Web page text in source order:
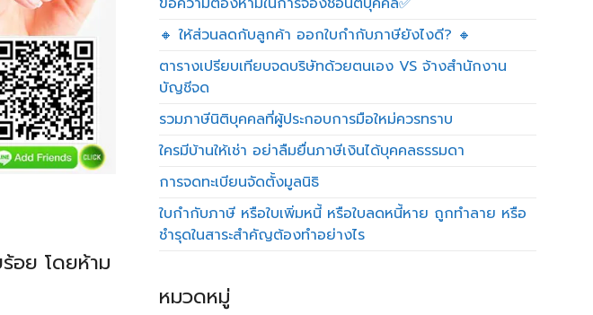
อย โดยห้าม
🔸 ให้ส่วนลดกับลูกค้า ออกใบกำกับภาษียังไงดี? 🔸
ตารางเปรียบเทียบจดบริษัทด้วยตนเอง VS จ้างสำนักงาน
บัญชีจด
รวมภาษีนิติบุคคลที่ผู้ประกอบการมือใหม่ควรทราบ
ใครมีบ้านให้เช่า อย่าลืมยื่นภาษีเงินได้บุคคลธรรมดา
การจดทะเบียนจัดตั้งมูลนิธิ
ใบกำกับภาษี หรือใบเพิ่มหนี้ หรือใบลดหนี้หาย ถูกทำลาย หรือ
ชำรุดในสาระสำคัญต้องทำอย่างไร
หมวดหมู่